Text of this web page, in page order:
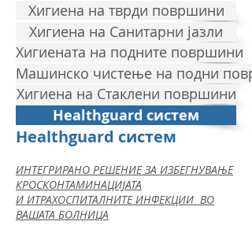
Хигиена на тврди површини
Хигиена на Санитарни јазли
Хигиената на подните површини
Машинско чистење на подни
Хигиена на Стаклени површини
Healthguard систем
Healthguard систем
ИНТЕГРИРАНО РЕШЕНИЕ ЗА ИЗБЕГНУВАЊЕ
КРОСКОНТАМИНАЦИЈАТА
И ИТРАХОСПИТАЛНИТЕ ИНФЕКЦИИ ВО
ВАШАТА БОЛНИЦА